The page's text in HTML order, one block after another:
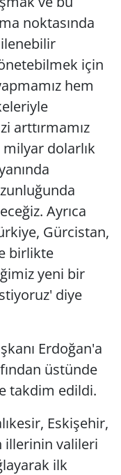
noktasında
için
hem
arttırmamız
dolarlık
Ayrıca
Gürcistan,
birlikte
yeni bir
diye
Erdoğan'a
üstünde
takdim edildi.
Eskişehir,
illerinin valileri
ilk